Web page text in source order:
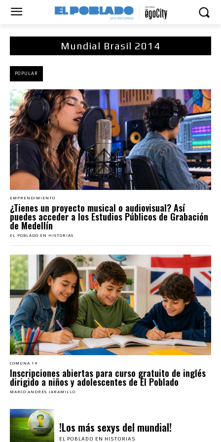
Mundial Brasil 2014
POPULAR
EMPRENDIMIENTO
¿Tienes un proyecto musical o audiovisual? Así
puedes acceder a los Estudios Públicos de Grabación
de Medellín
EL POBLADO EN HISTORIAS
COMUNA 14
Inscripciones abiertas para curso gratuito de inglés
dirigido a niños y adolescentes de El Poblado
MARCO ANDRÉS JARAMILLO
!Los más sexys del mundial!
EL POBLADO EN HISTORIAS